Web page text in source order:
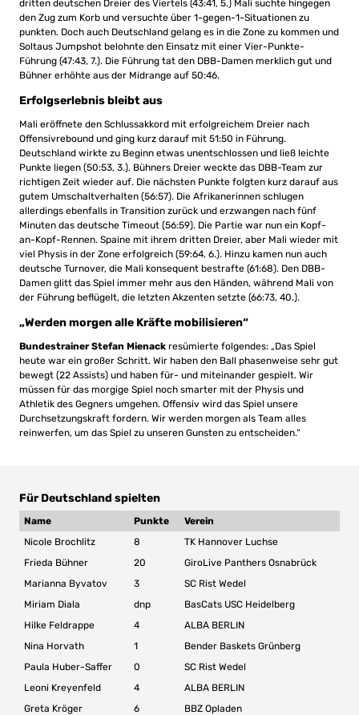
dritten deutschen Dreier des Viertels (43:41, 5.) Mali suchte hingegen
den Zug zum Korb und versuchte über 1-gegen-1-Situationen zu
punkten. Doch auch Deutschland gelang es in die Zone zu kommen und
Soltaus Jumpshot belohnte den Einsatz mit einer Vier-Punkte-
Führung (47:43, 7.). Die Führung tat den DBB-Damen merklich gut und
Bühner erhöhte aus der Midrange auf 50:46.
Erfolgserlebnis bleibt aus
Mali eröffnete den Schlussakkord mit erfolgreichem Dreier nach
Offensivrebound und ging kurz darauf mit 51:50 in Führung.
Deutschland wirkte zu Beginn etwas unentschlossen und ließ leichte
Punkte liegen (50:53, 3.). Bühners Dreier weckte das DBB-Team zur
richtigen Zeit wieder auf. Die nächsten Punkte folgten kurz darauf aus
gutem Umschaltverhalten (56:57). Die Afrikanerinnen schlugen
allerdings ebenfalls in Transition zurück und erzwangen nach fünf
Minuten das deutsche Timeout (56:59). Die Partie war nun ein Kopf-
an-Kopf-Rennen. Spaine mit ihrem dritten Dreier, aber Mali wieder mit
viel Physis in der Zone erfolgreich (59:64, 6.). Hinzu kamen nun auch
deutsche Turnover, die Mali konsequent bestrafte (61:68). Den DBB-
Damen glitt das Spiel immer mehr aus den Händen, während Mali von
der Führung beflügelt, die letzten Akzenten setzte (66:73, 40.).
„Werden morgen alle Kräfte mobilisieren“
Bundestrainer Stefan Mienack resümierte folgendes: „Das Spiel
heute war ein großer Schritt. Wir haben den Ball phasenweise sehr gut
bewegt (22 Assists) und haben für- und miteinander gespielt. Wir
müssen für das morgige Spiel noch smarter mit der Physis und
Athletik des Gegners umgehen. Offensiv wird das Spiel unsere
Durchsetzungskraft fordern. Wir werden morgen als Team alles
reinwerfen, um das Spiel zu unseren Gunsten zu entscheiden.“
Für Deutschland spielten
Name Punkte
Verein
Nicole Brochlitz
8
TK Hannover Luchse
Frieda Bühner
20
GiroLive Panthers Osnabrück
Marianna Byvatov
3
SC Rist Wedel
Miriam Diala
dnp
BasCats USC Heidelberg
Hilke Feldrappe
4
ALBA BERLIN
Nina Horvath
1
Bender Baskets Grünberg
Paula Huber-Saffer
0
SC Rist Wedel
Leoni Kreyenfeld
4
ALBA BERLIN
Greta Kröger
6
BBZ Opladen